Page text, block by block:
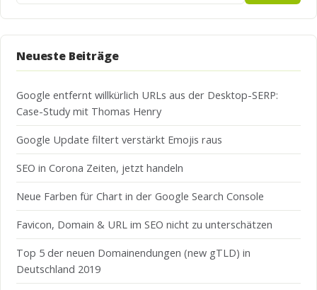
Neueste Beiträge
Google entfernt willkürlich URLs aus der Desktop-SERP:
Case-Study mit Thomas Henry
Google Update filtert verstärkt Emojis raus
SEO in Corona Zeiten, jetzt handeln
Neue Farben für Chart in der Google Search Console
Favicon, Domain & URL im SEO nicht zu unterschätzen
Top 5 der neuen Domainendungen (new gTLD) in
Deutschland 2019